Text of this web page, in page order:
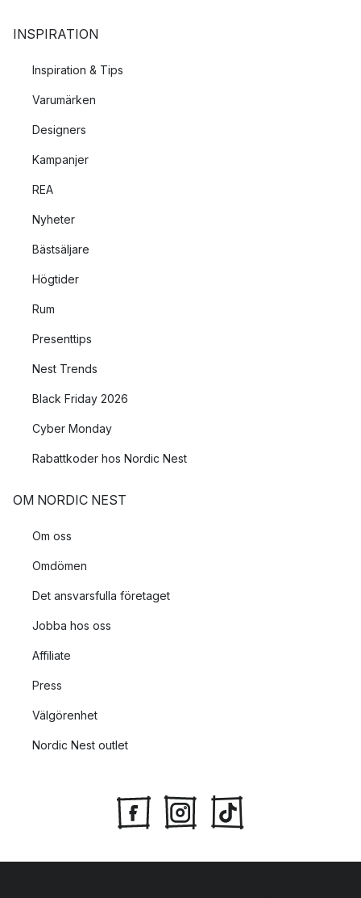
INSPIRATION
Inspiration & Tips
Varumärken
Designers
Kampanjer
REA
Nyheter
Bästsäljare
Högtider
Rum
Presenttips
Nest Trends
Black Friday 2026
Cyber Monday
Rabattkoder hos Nordic Nest
OM NORDIC NEST
Om oss
Omdömen
Det ansvarsfulla företaget
Jobba hos oss
Affiliate
Press
Välgörenhet
Nordic Nest outlet